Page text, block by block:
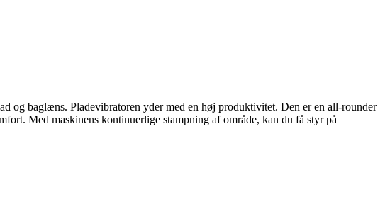
og baglæns. Pladevibratoren yder med en høj produktivitet. Den er en all-rounder
Med maskinens kontinuerlige stampning af område, kan du få styr på